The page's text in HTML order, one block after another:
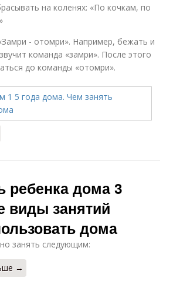
на коленях: «По кочкам, по
- отомри». Например, бежать и
команда «замри». После этого
до команды «отомри».
ребенка дома 3
виды занятий
дома
занять следующим:
→